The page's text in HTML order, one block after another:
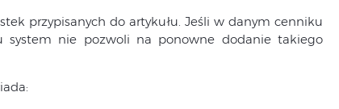
przypisanych do artykułu. Jeśli w danym cenniku
system nie pozwoli na ponowne dodanie takiego